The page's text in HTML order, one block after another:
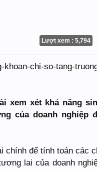
Lượt xem : 5,794
xem xét khả năng
của doanh nghiệp
chính để tính toán các
lai của doanh